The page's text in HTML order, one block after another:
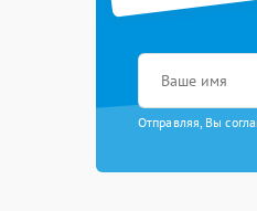
Отправляя, Вы